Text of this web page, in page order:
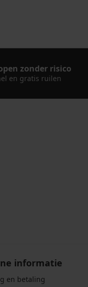
zonder risico
en gratis ruilen
informatie
en betaling